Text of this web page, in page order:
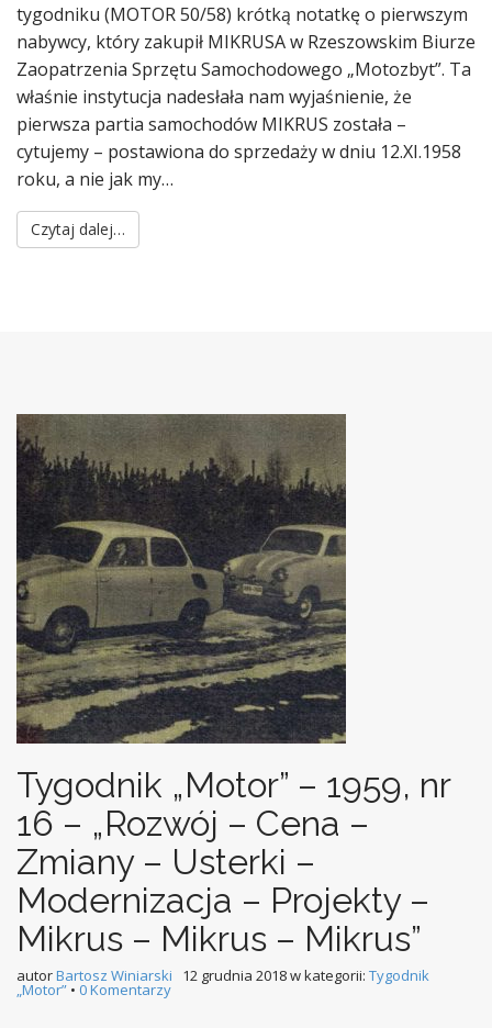
tygodniku (MOTOR 50/58) krótką notatkę o pierwszym
nabywcy, który zakupił MIKRUSA w Rzeszowskim Biurze
Zaopatrzenia Sprzętu Samochodowego „Motozbyt”. Ta
właśnie instytucja nadesłała nam wyjaśnienie, że
pierwsza partia samochodów MIKRUS została –
cytujemy – postawiona do sprzedaży w dniu 12.XI.1958
roku, a nie jak my…
Czytaj dalej…
Tygodnik „Motor” – 1959, nr
16 – „Rozwój – Cena –
Zmiany – Usterki –
Modernizacja – Projekty –
Mikrus – Mikrus – Mikrus”
autorBartosz Winiarski 12 grudnia 2018w kategorii: Tygodnik
„Motor” • 0 Komentarzy